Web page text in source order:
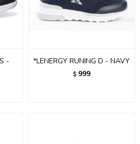
-
*LENERGY RUNING D - NAVY
$ 999